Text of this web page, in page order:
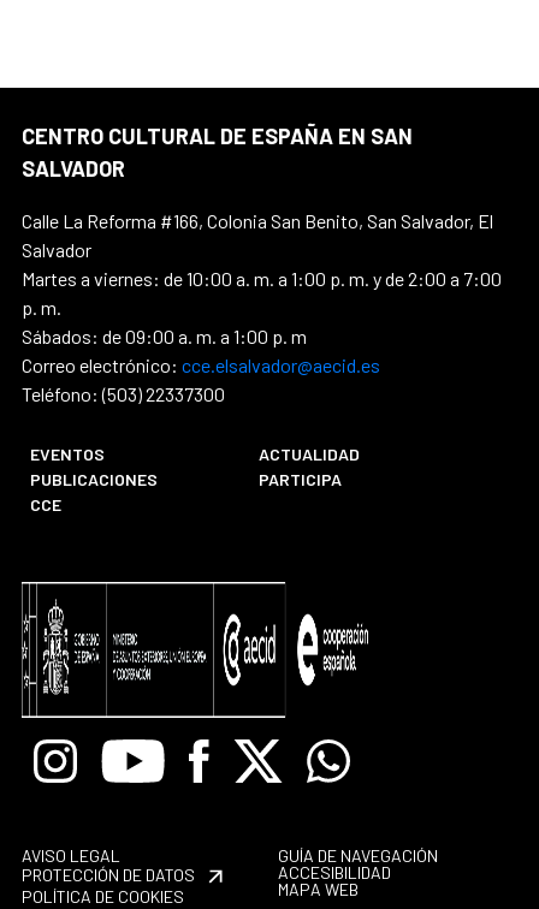
CENTRO CULTURAL DE ESPAÑA EN SAN
SALVADOR
Calle La Reforma #166, Colonia San Benito, San Salvador, El
Salvador
Martes a viernes: de 10:00 a. m. a 1:00 p. m. y de 2:00 a 7:00
p. m.
Sábados: de 09:00 a. m. a 1:00 p. m
Correo electrónico: cce.elsalvador@aecid.es
Teléfono: (503) 22337300
EVENTOS
ACTUALIDAD
PUBLICACIONES
PARTICIPA
CCE
InstagramYoutube Facebook
X Whatsapp
AVISO LEGAL
PROTECCIÓN DE DATOS
POLÍTICA DE COOKIES
GUÍA DE NAVEGACIÓN
ACCESIBILIDAD
MAPA WEB